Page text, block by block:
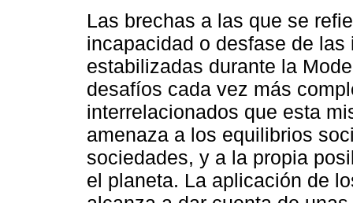
Las brechas a las que se
incapacidad o desfase de
estabilizadas durante la
desafíos cada vez más
interrelacionados que esta
amenaza a los equilibrios
sociedades, y a la propia
el planeta. La aplicación de